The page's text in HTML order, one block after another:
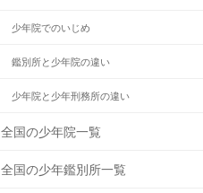
少年院でのいじめ
鑑別所と少年院の違い
少年院と少年刑務所の違い
全国の少年院一覧
全国の少年鑑別所一覧